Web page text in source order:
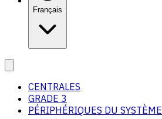
Français
CENTRALES
GRADE 3
PÉRIPHÉRIQUES DU SYSTÈME